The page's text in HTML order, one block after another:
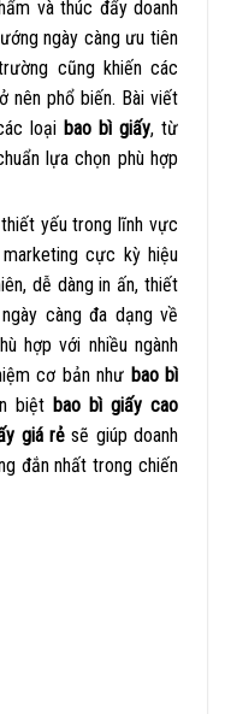
và thúc đẩy doanh
ngày càng ưu tiên
cũng khiến các
nên phổ biến. Bài viết
loạibao bì giấy, từ
lựa chọn phù hợp
yếu trong lĩnh vực
cực kỳ hiệu
dễ dàng in ấn, thiết
càng đa dạng về
hợp với nhiều ngành
cơ bản như bao bì
biệt bao bì giấy cao
giá rẻ sẽ giúp doanh
đắn nhất trong chiến